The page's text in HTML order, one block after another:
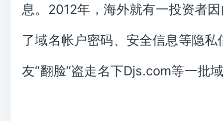
息。2012年，海外就有一投资者
了域名帐户密码、安全信息等隐私
友“翻脸”盗走名下Djs.com等一批